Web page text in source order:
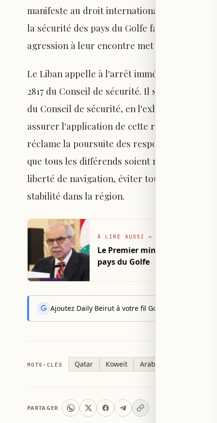
manifeste au droit international et à la
la sécurité des pays du Golfe fait partie
agression à leur encontre met en péril la
Le Liban appelle à l'arrêt immédiat de ces
2817 du Conseil de sécurité. Il soutient
du Conseil de sécurité, en l'exhortant à
assurer l'application de cette résolution et
réclame la poursuite des responsables
que tous les différends soient réglés par la
liberté de navigation, éviter toute escalade
stabilité dans la région.
À LIRE AUSSI →
Le Premier ministre Nawaf
pays du Golfe
Ajoutez Daily Beirut à votre fil Google News pour
MOTS-CLÉS Qatar Koweït Arabie saoudite
PARTAGER